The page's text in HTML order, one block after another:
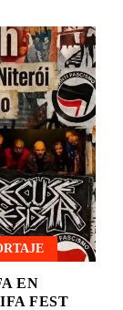
EN
FEST